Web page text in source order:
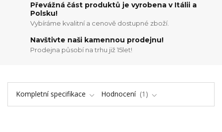
Převážná část produktů je vyrobena v Itálii a
Polsku!
Vybíráme kvalitní a cenově dostupné zboží.
Navštivte naši kamennou prodejnu!
Prodejna působí na trhu již 15let!
Kompletní specifikace Hodnocení 1